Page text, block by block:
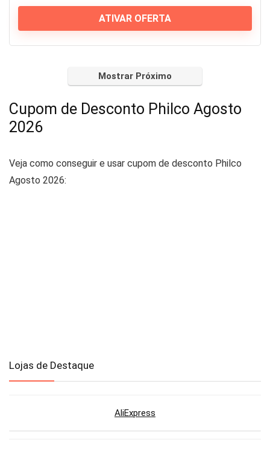
ATIVAR OFERTA
Mostrar Próximo
Cupom de Desconto Philco Agosto
2026
Veja como conseguir e usar cupom de desconto Philco
Agosto 2026:
Lojas de Destaque
AliExpress